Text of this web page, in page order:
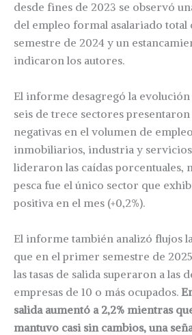
desde fines de 2023 se observó
del empleo formal asalariado
semestre de 2024 y un
indicaron los autores.
El informe desagregó la
seis de trece sectores
negativas en el volumen de
inmobiliarios, industria y
lideraron las caídas porcentuales,
pesca fue el único sector que
positiva en el mes (+0,2%).
El informe también analizó flujos
que en el primer semestre de
las tasas de salida superaron a las
empresas de 10 o más ocupados.
salida aumentó a 2,2% mientras
mantuvo casi sin cambios, una